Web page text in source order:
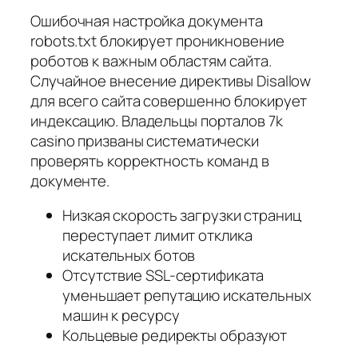
Ошибочная настройка документа
robots.txt блокирует проникновение
роботов к важным областям сайта.
Случайное внесение директивы Disallow
для всего сайта совершенно блокирует
индексацию. Владельцы порталов 7k
casino призваны систематически
проверять корректность команд в
документе.
Низкая скорость загрузки страниц
переступает лимит отклика
искательных ботов
Отсутствие SSL-сертификата
уменьшает репутацию искательных
машин к ресурсу
Кольцевые редиректы образуют